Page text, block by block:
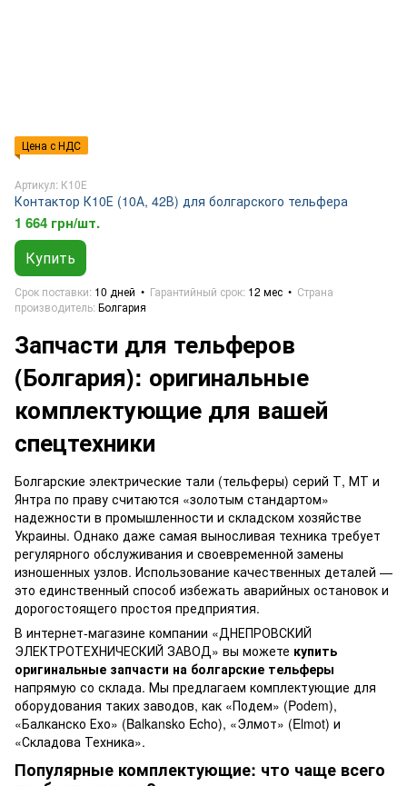
Цена с НДС
Артикул: К10Е
Контактор К10Е (10А, 42В) для болгарского тельфера
1 664 грн/шт.
Купить
Срок поставки 10 дней Гарантийный срок 12 мес
Страна
производитель Болгария
Запчасти для тельферов
(Болгария): оригинальные
комплектующие для вашей
спецтехники
Болгарские электрические тали (тельферы) серий Т, МТ и
Янтра по праву считаются «золотым стандартом»
надежности в промышленности и складском хозяйстве
Украины. Однако даже самая выносливая техника требует
регулярного обслуживания и своевременной замены
изношенных узлов. Использование качественных деталей —
это единственный способ избежать аварийных остановок и
дорогостоящего простоя предприятия.
В интернет-магазине компании «ДНЕПРОВСКИЙ
ЭЛЕКТРОТЕХНИЧЕСКИЙ ЗАВОД» вы можете купить
оригинальные запчасти на болгарские тельферы
напрямую со склада. Мы предлагаем комплектующие для
оборудования таких заводов, как «Подем» (Podem),
«Балканско Ехо» (Balkansko Echo), «Элмот» (Elmot) и
«Складова Техника».
Популярные комплектующие: что чаще всего